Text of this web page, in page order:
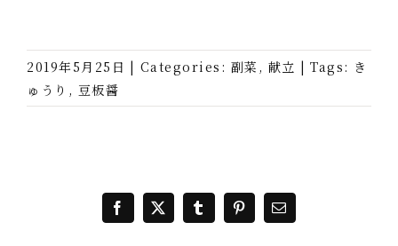
2019年5月25日 | Categories: 副菜 , 献立 | Tags: き
ゅうり , 豆板醤
Facebook
X TumblrPinterest
電
子